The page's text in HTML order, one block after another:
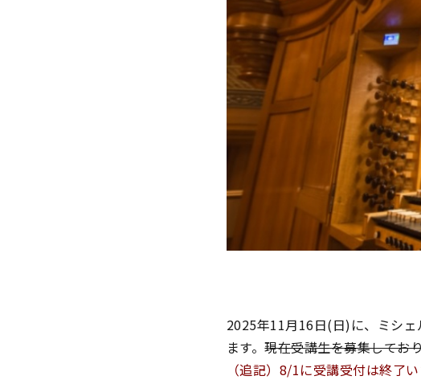
2025年11月16日(日)に、ミシ
ます。現在受講生を募集してお
（追記）8/1に受講受付は終了